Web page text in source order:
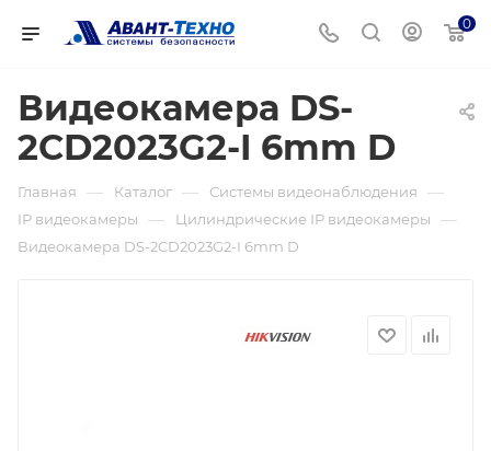
0
Видеокамера DS-
2CD2023G2-I 6mm D
Главная — Каталог — Системы видеонаблюдения —
IP видеокамеры — Цилиндрические IP видеокамеры —
Видеокамера DS-2CD2023G2-I 6mm D